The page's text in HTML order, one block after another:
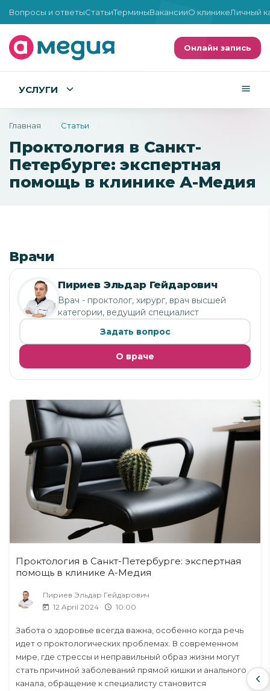
Вопросы и ответыСтатьиТерминыВакансииО клиникеЛичный
Онлайн запись
УСЛУГИ
Главная Статьи
Проктология в Санкт-
Петербурге: экспертная
помощь в клинике А-Медия
Врачи
Пириев Эльдар Гейдарович
Врач - проктолог, хирург, врач высшей
категории, ведущий специалист
Задать вопрос
О враче
Проктология в Санкт-Петербурге: экспертная
помощь в клинике А-Медия
Пириев Эльдар Гейдарович
12 April 2024
10:00
Забота о здоровье всегда важна, особенно когда речь
идет о проктологических проблемах. В современном
мире, где стрессы и неправильный образ жизни могут
стать причиной заболеваний прямой кишки и анального
канала, обращение к специалисту становится